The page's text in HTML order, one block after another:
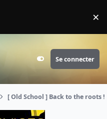
×
Customizer
Se connecter
[ Old School ] Back to the roots !